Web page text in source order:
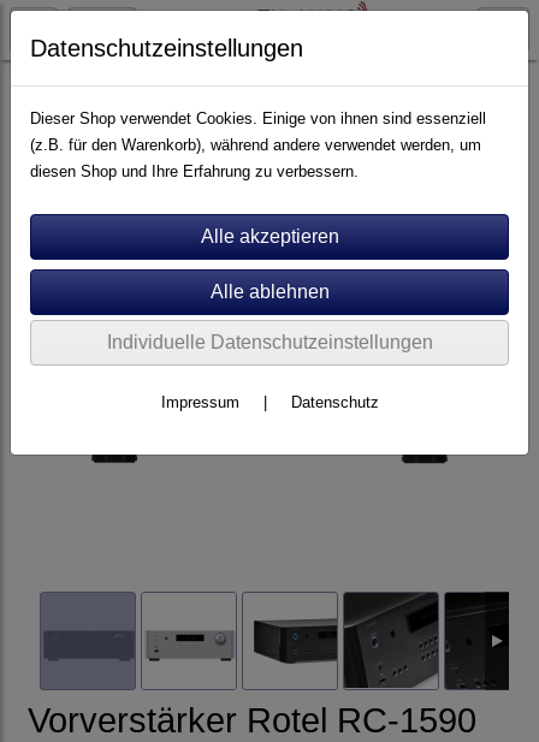
Artikel nach Marken P - Z Rotel
Vorverstärker Rotel RC-1590
Datenschutzeinstellungen
Dieser Shop verwendet Cookies. Einige von ihnen sind essenziell
(z.B. für den Warenkorb), während andere verwendet werden, um
diesen Shop und Ihre Erfahrung zu verbessern.
Individuelle Datenschutzeinstellungen
Impressum Datenschutz